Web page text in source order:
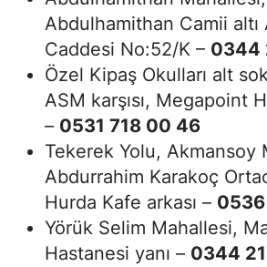
Abdulhamithan Camii altı
Caddesi No:52/K – 0344
Özel Kipaş Okulları alt
ASM karşısı, Megapoint
– 0531 718 00 46
Tekerek Yolu, Akmansoy
Abdurrahim Karakoç
Hurda Kafe arkası –
Yörük Selim Mahallesi,
Hastanesi yanı – 0344